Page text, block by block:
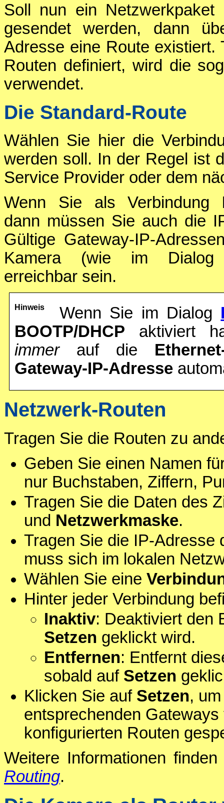
Soll nun ein Netzwerkpaket
gesendet werden, dann
Adresse eine Route
Routen definiert, wird die
verwendet.
Die Standard-Route
Wählen Sie hier die
werden soll. In der Regel ist
Service Provider oder dem
Wenn Sie als Verbindung
dann müssen Sie auch die
Gültige Gateway-IP-
Kamera (wie im
erreichbar sein.
Hinweis Wenn Sie im Dialog
BOOTP/DHCP aktiviert
immerauf die
Gateway-IP-Adresse
Netzwerk-Routen
Tragen Sie die Routen zu
Geben Sie einen Namen
nur Buchstaben, Ziffern,
Tragen Sie die Daten des
und Netzwerkmaske.
Tragen Sie die IP-Adresse
muss sich im lokalen
Wählen Sie eine
Hinter jeder Verbindung
Inaktiv: Deaktiviert den
Setzen geklickt wird.
Entfernen: Entfernt
sobald auf Setzen
Klicken Sie auf Setzen,
entsprechenden
konfigurierten Routen
Weitere Informationen
Routing.